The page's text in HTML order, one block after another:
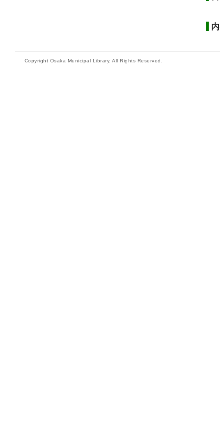
Copyright Osaka Municipal Library. All Rights Reserved.